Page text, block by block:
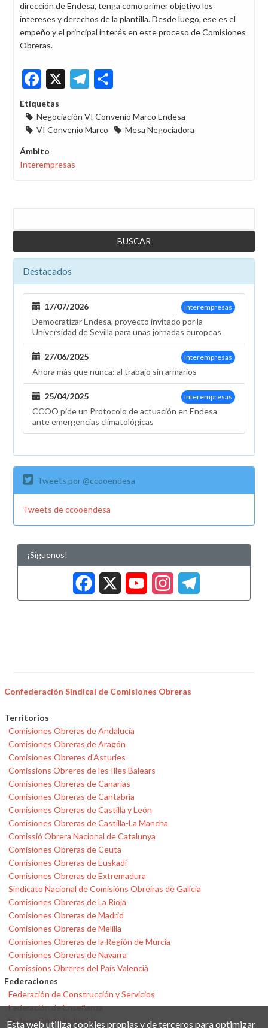
dirección de Endesa, tenga como primer objetivo los
intereses y derechos de la plantilla. Desde luego, ese es el
empeño y el principal interés en este proceso de Comisiones
Obreras.
Facebook
X Telegram
Etiquetas
Negociación VI Convenio Marco Endesa
VI Convenio Marco
Mesa Negociadora
Ámbito
Interempresas
Destacados
Interempresas
17/07/2026
Democratizar Endesa, proyecto invitado por la
Universidad de Sevilla para unas jornadas europeas
Interempresas
27/06/2025
Ahora más que nunca: al trabajo sin armarios
Interempresas
25/04/2025
CCOO pide un Protocolo de actuación en Endesa
ante emergencias climatológicas
Tweets por @ccooendesa
Tweets de ccooendesa
¡Síguenos!
Facebook
X
Confederación Sindical de Comisiones Obreras
Territorios
Comisiones Obreras de Andalucía
Comisiones Obreras de Aragón
Comisiones Obreres d'Asturies
Comissions Obreres de les Illes Balears
Comisiones Obreras de Canarias
Comisiones Obreras de Cantabria
Comisiones Obreras de Castilla y León
Comisiones Obreras de Castilla-La Mancha
Comissió Obrera Nacional de Catalunya
Comisiones Obreras de Ceuta
Comisiones Obreras de Euskadi
Comisiones Obreras de Extremadura
Sindicato Nacional de Comisións Obreiras de Galicia
Comisiones Obreras de La Rioja
Comisiones Obreras de Madrid
Comisiones Obreras de Melilla
Comisiones Obreras de la Región de Murcia
Comisiones Obreras de Navarra
Comissions Obreres del País Valencià
Federaciones
Federación de Construcción y Servicios
Federación de Enseñanza
Federación de Industria
Esta web utiliza cookies propias y de terceros para optimizar